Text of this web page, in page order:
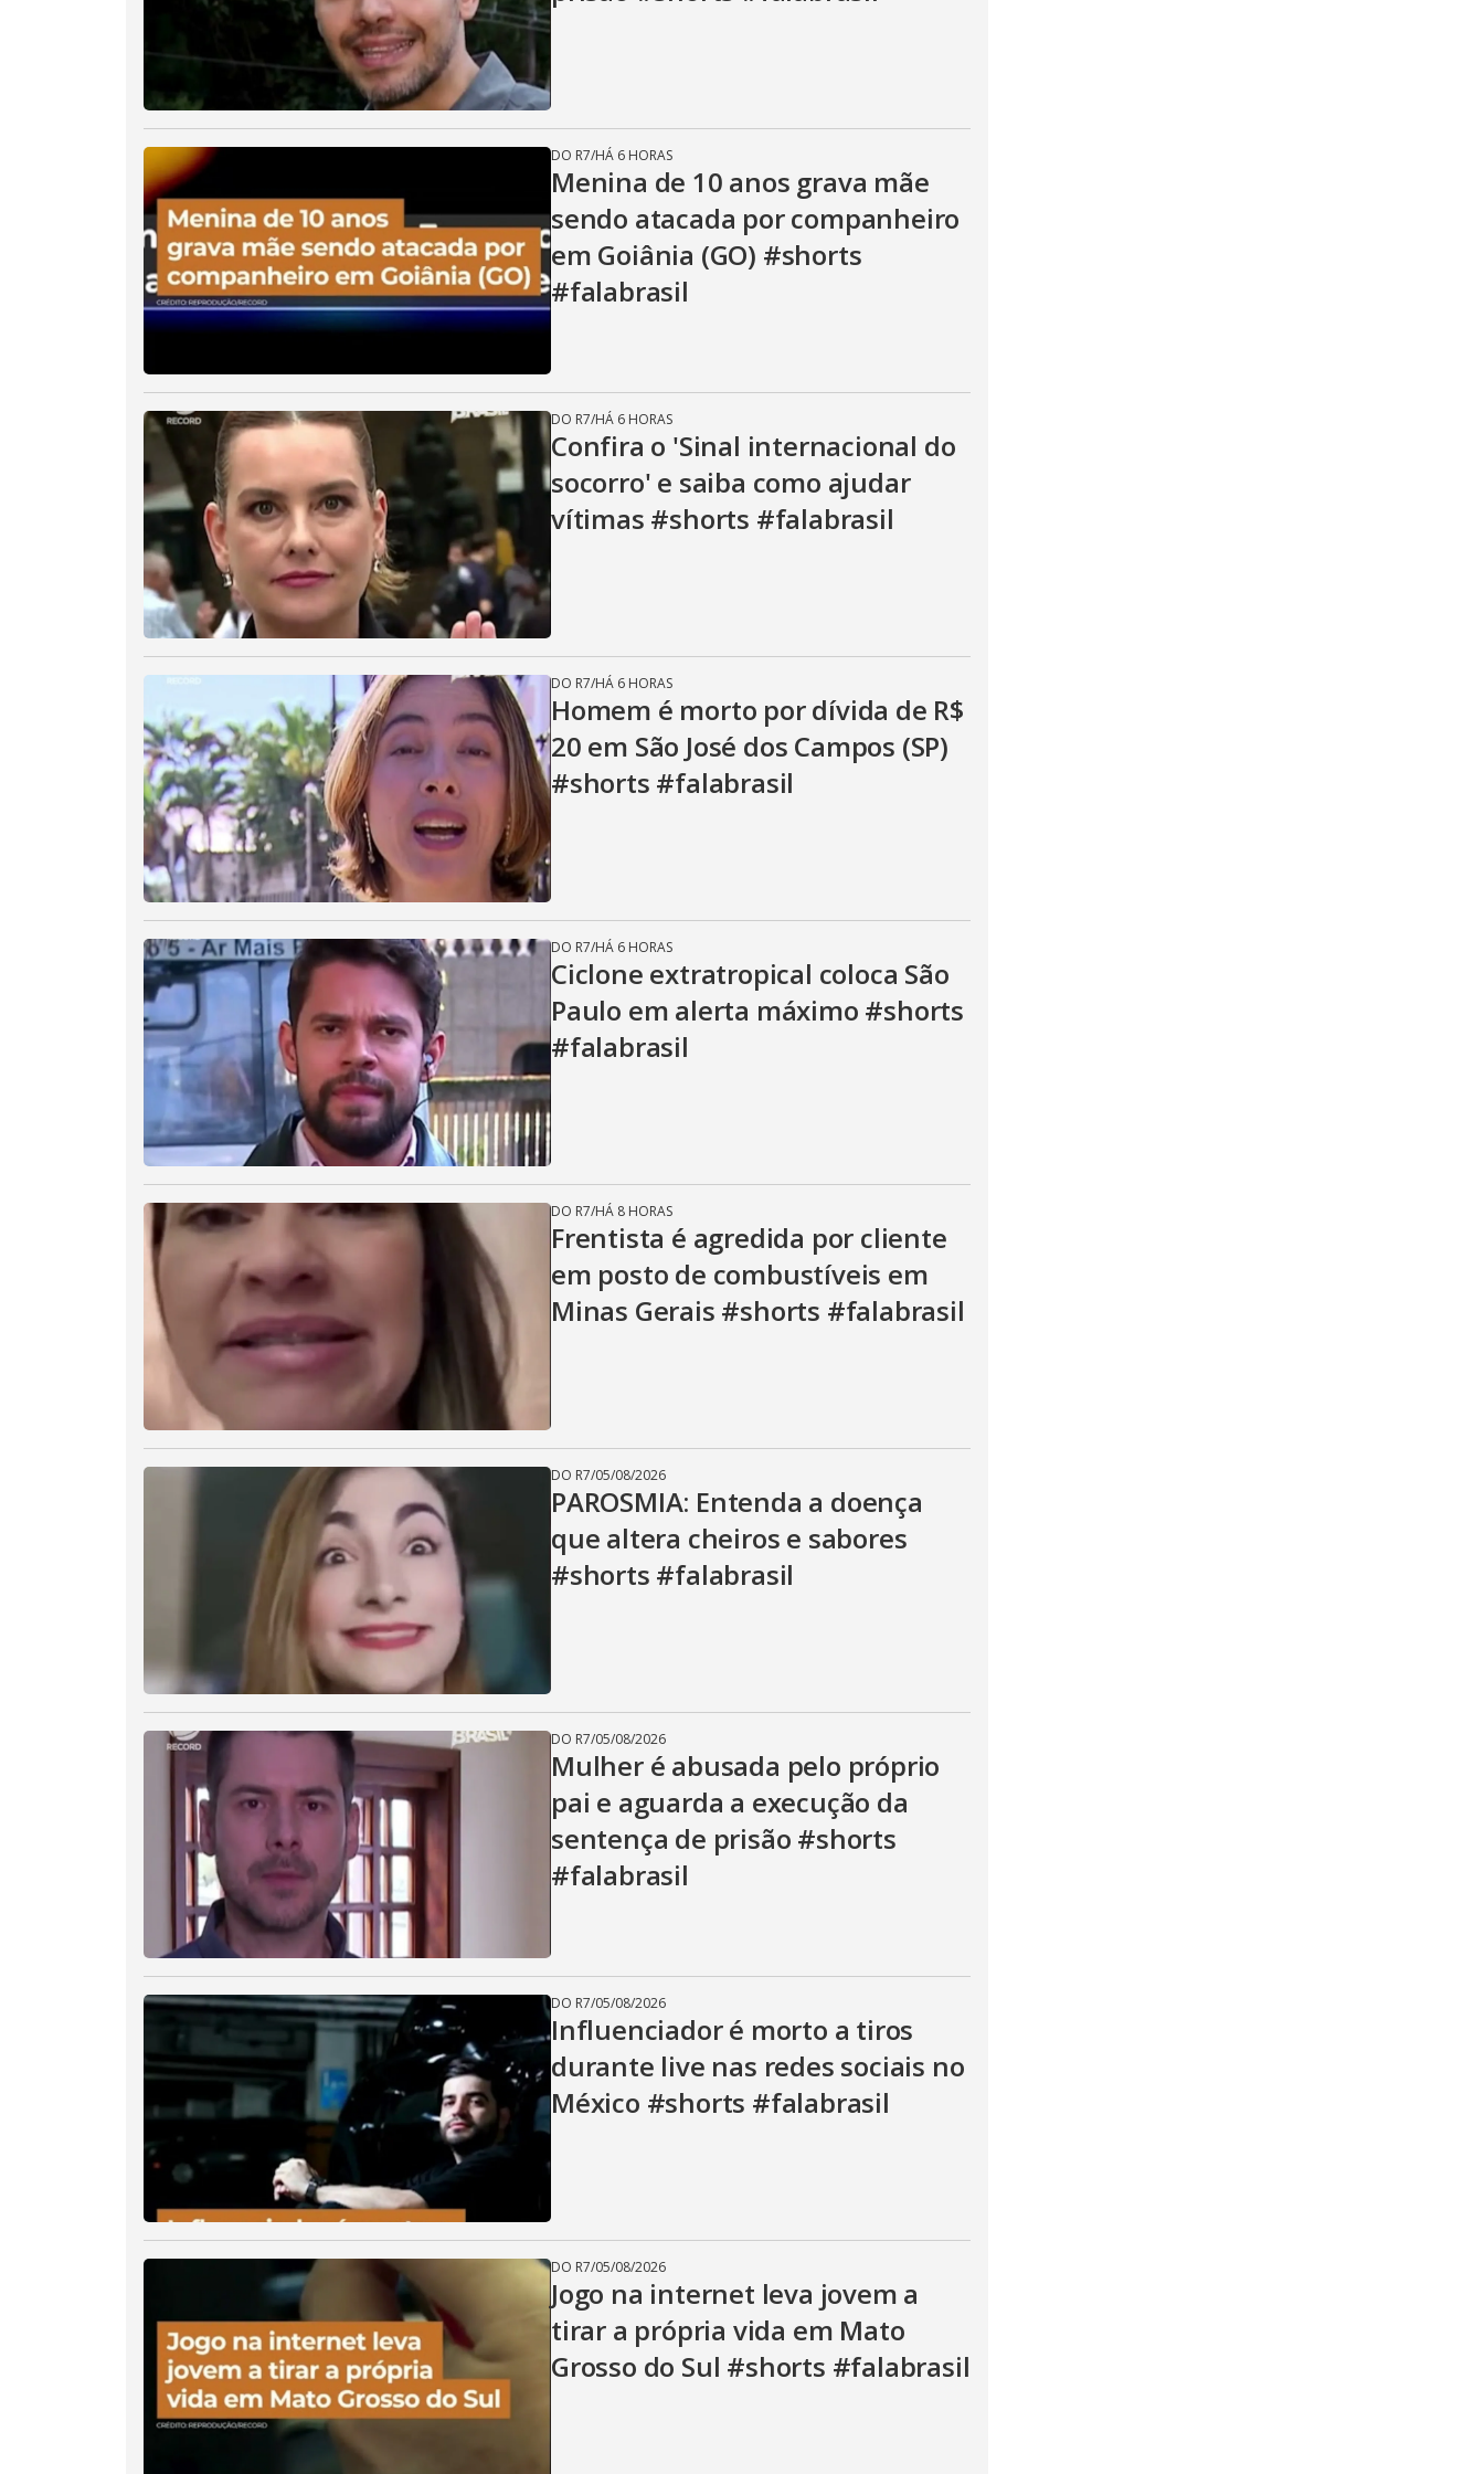
i
d
e
o
DO R7/HÁ 6 HORAS
Menina de 10 anos grava mãe
sendo atacada por companheiro
em Goiânia (GO) #shorts
#falabrasil
DO R7/HÁ 6 HORAS
Confira o 'Sinal internacional do
socorro' e saiba como ajudar
vítimas #shorts #falabrasil
DO R7/HÁ 6 HORAS
Homem é morto por dívida de R$
20 em São José dos Campos (SP)
#shorts #falabrasil
DO R7/HÁ 6 HORAS
Ciclone extratropical coloca São
Paulo em alerta máximo #shorts
#falabrasil
DO R7/HÁ 8 HORAS
Frentista é agredida por cliente
em posto de combustíveis em
Minas Gerais #shorts #falabrasil
DO R7/05/08/2026
PAROSMIA: Entenda a doença
que altera cheiros e sabores
#shorts #falabrasil
DO R7/05/08/2026
Mulher é abusada pelo próprio
pai e aguarda a execução da
sentença de prisão #shorts
#falabrasil
DO R7/05/08/2026
Influenciador é morto a tiros
durante live nas redes sociais no
México #shorts #falabrasil
DO R7/05/08/2026
Jogo na internet leva jovem a
tirar a própria vida em Mato
Grosso do Sul #shorts #falabrasil